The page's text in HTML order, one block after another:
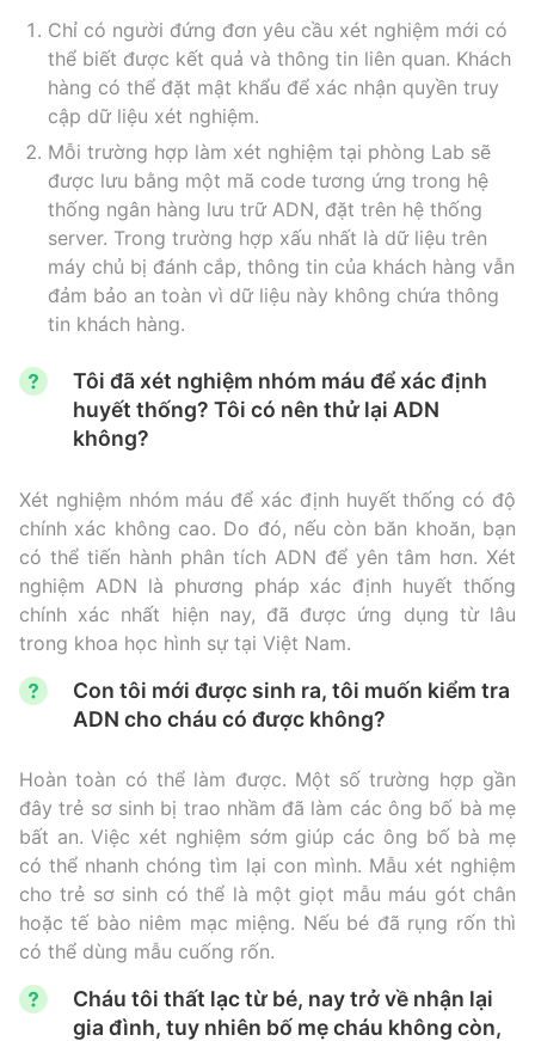
Chỉ có người đứng đơn yêu cầu xét nghiệm mới có
thể biết được kết quả và thông tin liên quan. Khách
hàng có thể đặt mật khẩu để xác nhận quyền truy
cập dữ liệu xét nghiệm.
Mỗi trường hợp làm xét nghiệm tại phòng Lab sẽ
được lưu bằng một mã code tương ứng trong hệ
thống ngân hàng lưu trữ ADN, đặt trên hệ thống
server. Trong trường hợp xấu nhất là dữ liệu trên
máy chủ bị đánh cắp, thông tin của khách hàng vẫn
đảm bảo an toàn vì dữ liệu này không chứa thông
tin khách hàng.
Tôi đã xét nghiệm nhóm máu để xác định
huyết thống? Tôi có nên thử lại ADN
không?
Xét nghiệm nhóm máu để xác định huyết thống có độ
chính xác không cao. Do đó, nếu còn băn khoăn, bạn
có thể tiến hành phân tích ADN để yên tâm hơn. Xét
nghiệm ADN là phương pháp xác định huyết thống
chính xác nhất hiện nay, đã được ứng dụng từ lâu
trong khoa học hình sự tại Việt Nam.
Con tôi mới được sinh ra, tôi muốn kiểm tra
ADN cho cháu có được không?
Hoàn toàn có thể làm được. Một số trường hợp gần
đây trẻ sơ sinh bị trao nhầm đã làm các ông bố bà mẹ
bất an. Việc xét nghiệm sớm giúp các ông bố bà mẹ
có thể nhanh chóng tìm lại con mình. Mẫu xét nghiệm
cho trẻ sơ sinh có thể là một giọt mẫu máu gót chân
hoặc tế bào niêm mạc miệng. Nếu bé đã rụng rốn thì
có thể dùng mẫu cuống rốn.
Cháu tôi thất lạc từ bé, nay trở về nhận lại
gia đình, tuy nhiên bố mẹ cháu không còn,